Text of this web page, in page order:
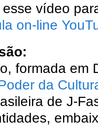
vídeo
on-line
formada em
da
de J-